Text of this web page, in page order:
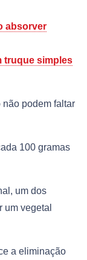
absorver
truque simples
podem faltar
100 gramas
um dos
um vegetal
a eliminação